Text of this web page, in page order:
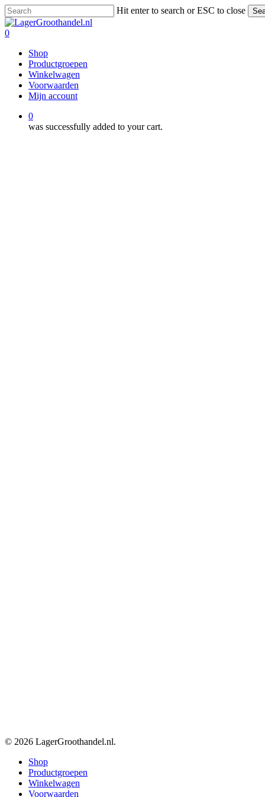
Skip
to
main
Hit enter to search or ESC to close
Close
Search
0
Shop
Productgroepen
Winkelwagen
Voorwaarden
Mijn account
0
was successfully added to your cart.
© 2026 LagerGroothandel.nl.
Close
Menu
Shop
Productgroepen
Winkelwagen
Voorwaarden